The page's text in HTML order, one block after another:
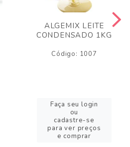
ALGEMIX LEITE
CONDENSADO 1KG
Código: 1007
Faça seu login
ou
cadastre-se
para ver preços
e comprar